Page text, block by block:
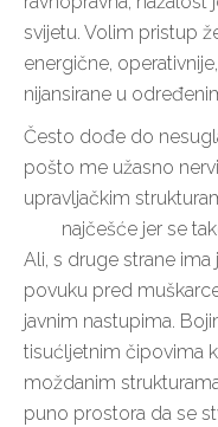
svijetu. Volim pristup
energične,
nijansirane u
Često dođe do
pošto me užasno
upravljačkim
najčešće jer se tako
Ali, s druge strane
povuku pred
javnim nastupima.
tisućljetnim čipovima
moždanim
puno prostora da se